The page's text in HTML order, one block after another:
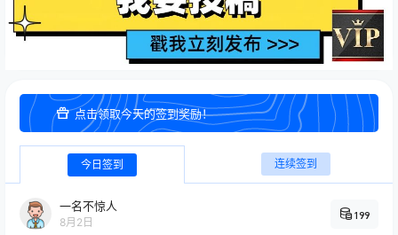
点击领取今天的签到奖励！
今日签到 连续签到
一名不惊人
8月2日
199